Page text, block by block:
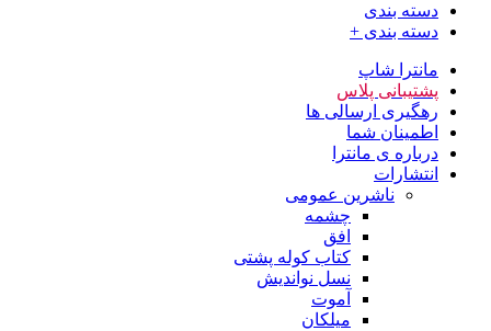
دسته بندی
دسته بندی +
مانترا شاپ
پشتیبانی پلاس
رهگیری ارسالی ها
اطمینان شما
درباره ی مانترا
انتشارات
ناشرین عمومی
چشمه
افق
کتاب کوله پشتی
نسل نواندیش
آموت
میلکان